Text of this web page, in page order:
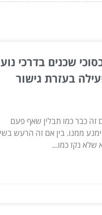
שכנים בדרכי
בעזרת גישור
זה כבר כמו תבלין שאף פעם
ממנו. בין אם זה הרעש
נקז כמו...